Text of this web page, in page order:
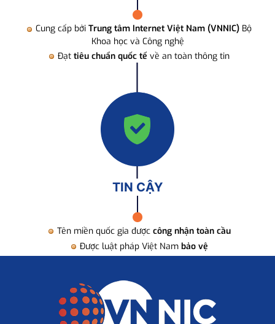
Cung cấp bởi Trung tâm Internet Việt Nam (VNNIC) Bộ
Khoa học và Công nghệ
Đạt tiêu chuẩn quốc tế về an toàn thông tin
TIN CẬY
Tên miền quốc gia được công nhận toàn cầu
Được luật pháp Việt Nam bảo vệ